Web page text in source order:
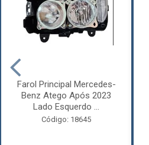
Farol Principal Mercedes-
Benz Atego Após 2023
Lado Esquerdo ...
Código: 18645